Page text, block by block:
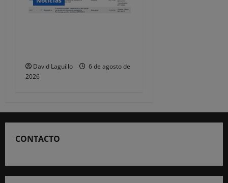
David Laguillo
6 de agosto de
2026
CONTACTO